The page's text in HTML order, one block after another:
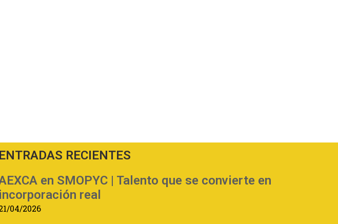
ENTRADAS RECIENTES
en SMOPYC | Talento que se convierte en
incorporación real
04/2026